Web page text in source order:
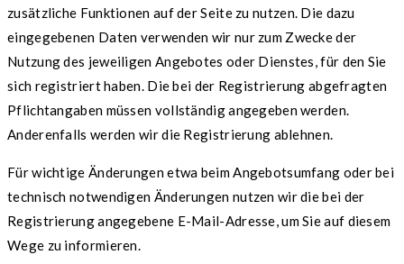
zusätzliche Funktionen auf der Seite zu nutzen. Die dazu
eingegebenen Daten verwenden wir nur zum Zwecke der
Nutzung des jeweiligen Angebotes oder Dienstes, für den Sie
sich registriert haben. Die bei der Registrierung abgefragten
Pflichtangaben müssen vollständig angegeben werden.
Anderenfalls werden wir die Registrierung ablehnen.
Für wichtige Änderungen etwa beim Angebotsumfang oder bei
technisch notwendigen Änderungen nutzen wir die bei der
Registrierung angegebene E-Mail-Adresse, um Sie auf diesem
Wege zu informieren.